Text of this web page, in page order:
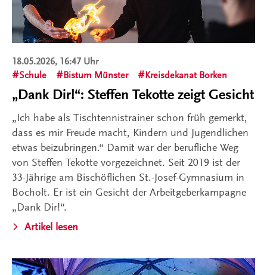
18.05.2026, 16:47 Uhr
Schule
Bistum Münster Kreisdekanat Borken
„Dank Dir!“: Steffen Tekotte zeigt Gesicht
„Ich habe als Tischtennistrainer schon früh gemerkt,
dass es mir Freude macht, Kindern und Jugendlichen
etwas beizubringen.“ Damit war der berufliche Weg
von Steffen Tekotte vorgezeichnet. Seit 2019 ist der
33-Jährige am Bischöflichen St.-Josef-Gymnasium in
Bocholt. Er ist ein Gesicht der Arbeitgeberkampagne
„Dank Dir!“.
Artikel lesen